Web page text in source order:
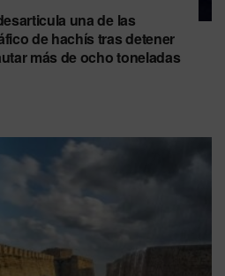
una de las
de hachís tras detener
más de ocho toneladas